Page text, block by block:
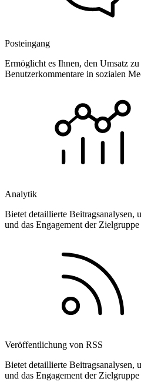
Posteingang
Ermöglicht es Ihnen, den Umsatz
Benutzerkommentare in sozialen
Analytik
Bietet detaillierte Beitragsanalysen,
und das Engagement der
Veröffentlichung von RSS
Bietet detaillierte Beitragsanalysen,
und das Engagement der